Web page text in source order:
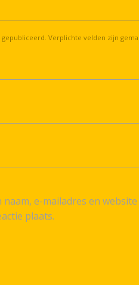
Verplichte velden zijn
naam, e-mailadres en
plaats.